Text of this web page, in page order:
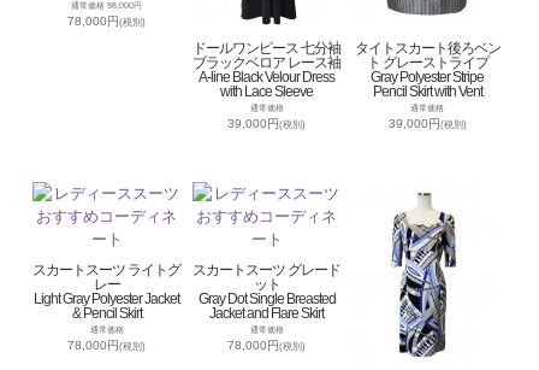
通常価格 98,000円
78,000円(税別)
ドールワンピース 七分袖
ブラックベロア レース袖
A-line Black Velour Dress
with Lace Sleeve
通常価格
39,000円(税別)
タイトスカート後ろベン
ト グレーストライプ
Gray Polyester Stripe
Pencil Skirt with Vent
通常価格
39,000円(税別)
スカートスーツ ライトグ
レー
Light Gray Polyester Jacket
& Pencil Skirt
通常価格
78,000円(税別)
スカートスーツ グレード
ット
Gray Dot Single Breasted
Jacket and Flare Skirt
通常価格
78,000円(税別)